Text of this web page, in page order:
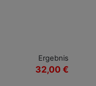
Ergebnis
32,00 €